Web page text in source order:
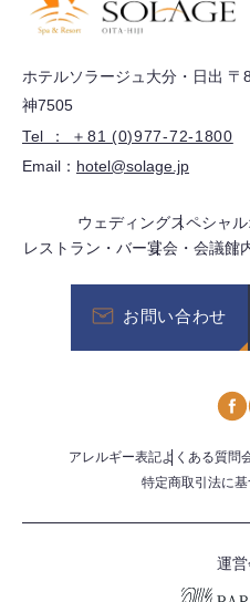
ホテルソラージュ大分・日出
神7505
Tel ： ＋81 (0)977-72-1800
Email： hotel@solage.jp
ウェディングスペシャ
レストラン・バー宴会・会議館
お問い合わせ
アレルギー表記よくある質問
特定商取引法に
運